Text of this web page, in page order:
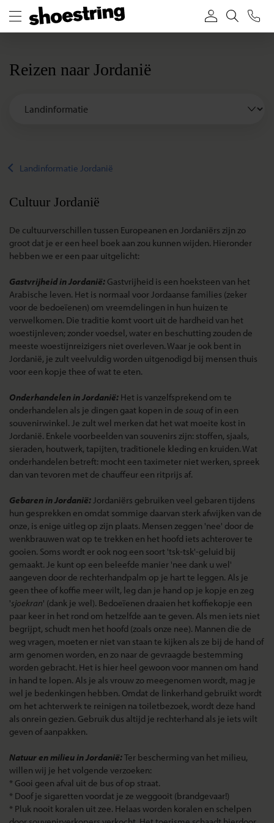
Reizen naar Jordanië
Landinformatie Jordanië
Cultuur Jordanië
De cultuurverschillen tussen Europeanen en Jordaniërs zijn zo
groot dat je er een heel boek aan zou kunnen wijden. Hieronder
hebben we er een paar uitgelicht:
Gastvrijheid in Jordanië: Gastvrijheid is een hoeksteen van het
Arabische leven. Het is normaal voor Jordaanse families (zeker
voor de bedoeïenen) om vreemdelingen in hun huizen te
verwelkomen. Die traditie komt voort uit de hardheid van het
woestijnleven; zonder voedsel, water en beschutting zouden de
meeste woestijnreizigers niet overleven. Waar je ook bent in
Jordanië, je zult veelvuldig worden uitgenodigd bij mensen thuis
voor een kopje thee of wat te eten.
Onderhandelen in Jordanië: Het is vanzelfsprekend om te
onderhandelen als je dingen gaat kopen in de souq of in een
souvenirwinkel. Je zult wel merken dat het wat moeite kost in
Jordanië. Enkele voorbeelden van souvenirs zijn: stoffen, sjaals,
sieraden, houtwerk, tapijten, traditionele kleding en kruiden. Wat
onderhandelen betreft: mocht een taximeter niet werken, spreek
dan van tevoren met de chauffeur een ritprijs af.
Gebaren in Jordanië: Jordaniërs gebruiken veel gebaren tijdens
hun gesprekken en omdat sommige daarvan sterk afwijken van de
onze, is enige uitleg op zijn plaats. Mensen zeggen 'nee' door de
wenkbrauwen wat op te trekken en het hoofd iets achterover te
gooien. Soms wordt er ook nog een soort 'tsk-tsk'-geluid bij
gemaakt. Je kunt op een beleefde manier 'nee dank u wel'
aangeven door de rechterhandpalm op je hart te leggen. Als je
geen thee of koffie meer wilt, leg dan je hand op je kopje en zeg
'sjoekran' (dank je wel). Bedoeïenen draaien het koffiekopje een
paar keer in het rond om hetzelfde aan te geven. Als men iets niet
begrijpt, schudt men het hoofd (zoals onze nee). Mannen die de
weg vragen, moeten er niet van staan te kijken als ze bij de hand of
arm genomen worden, en zo naar de gevraagde bestemming
worden gebracht. Het is hier heel gewoon voor mannen om hand
in hand te lopen. Als je als vrouw zo meegenomen wordt, mag je
wel je bedenkingen hebben. Omdat de linkerhand gebruikt wordt
om het achterwerk te reinigen na toiletbezoek, wordt deze hand
als onrein gezien. Gebruik dus altijd je rechterhand als je iets wilt
geven of aanpakken.
Natuur en milieu in Jordanië:Ter bescherming van het milieu,
willen wij je het volgende verzoeken:
* Gooi geen afval uit de bus of op straat.
* Doof je sigaretten voordat je ze weggooit (brandgevaar!)
* Pluk nooit koralen uit zee. Helaas worden koralen en schelpen